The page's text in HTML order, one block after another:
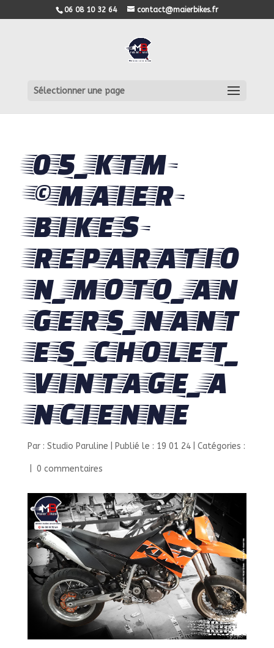
06 08 10 32 64 contact@maierbikes.fr
Sélectionner une page
05_KTM-
©MAIER-
BIKES-
REPARATIO
N_MOTO_AN
GERS_NANT
ES_CHOLET_
VINTAGE_A
NCIENNE
Par : Studio Paruline Publié le : 19 01 24 Catégories :
0 commentaires